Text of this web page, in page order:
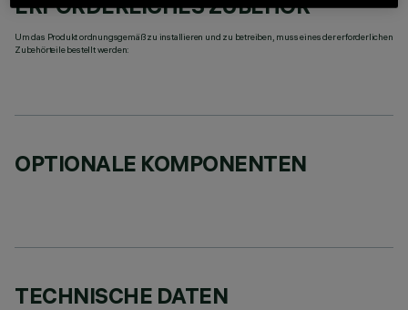
ERFORDERLICHES ZUBEHÖR
Um das Produkt ordnungsgemäß zu installieren und zu betreiben, muss eines der erforderlichen
Zubehörteile bestellt werden:
OPTIONALE KOMPONENTEN
TECHNISCHE DATEN